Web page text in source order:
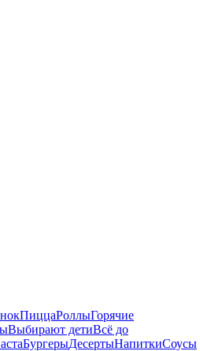
ПиццаРоллыГорячие
Выбирают детиВсё до
БургерыДесертыНапиткиСоусы